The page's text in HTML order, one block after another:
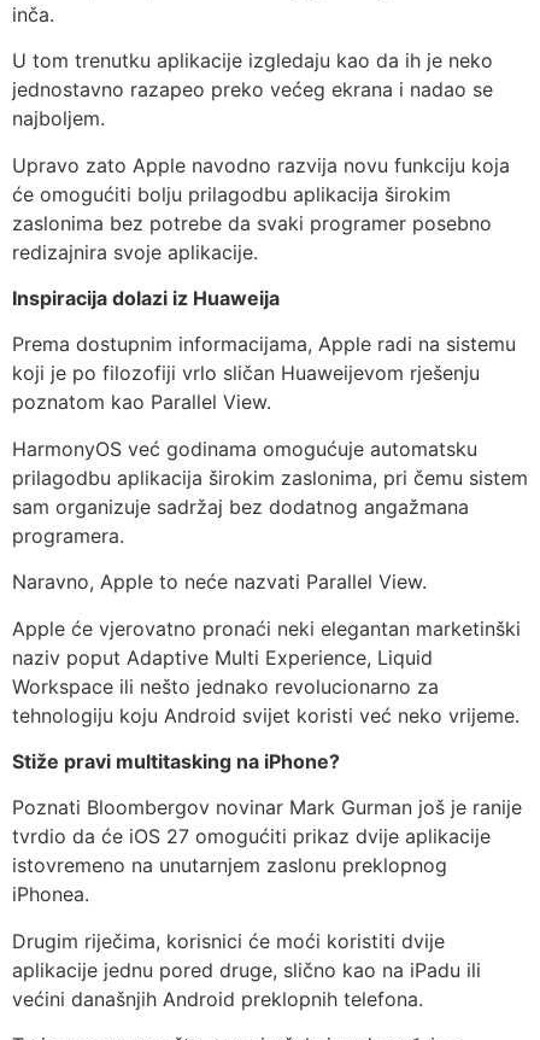
inča.
U tom trenutku aplikacije izgledaju kao da ih je neko
jednostavno razapeo preko većeg ekrana i nadao se
najboljem.
Upravo zato Apple navodno razvija novu funkciju koja
će omogućiti bolju prilagodbu aplikacija širokim
zaslonima bez potrebe da svaki programer posebno
redizajnira svoje aplikacije.
Inspiracija dolazi iz Huaweija
Prema dostupnim informacijama, Apple radi na sistemu
koji je po filozofiji vrlo sličan Huaweijevom rješenju
poznatom kao Parallel View.
HarmonyOS već godinama omogućuje automatsku
prilagodbu aplikacija širokim zaslonima, pri čemu sistem
sam organizuje sadržaj bez dodatnog angažmana
programera.
Naravno, Apple to neće nazvati Parallel View.
Apple će vjerovatno pronaći neki elegantan marketinški
naziv poput Adaptive Multi Experience, Liquid
Workspace ili nešto jednako revolucionarno za
tehnologiju koju Android svijet koristi već neko vrijeme.
Stiže pravi multitasking na iPhone?
Poznati Bloombergov novinar Mark Gurman još je ranije
tvrdio da će iOS 27 omogućiti prikaz dvije aplikacije
istovremeno na unutarnjem zaslonu preklopnog
iPhonea.
Drugim riječima, korisnici će moći koristiti dvije
aplikacije jednu pored druge, slično kao na iPadu ili
većini današnjih Android preklopnih telefona.